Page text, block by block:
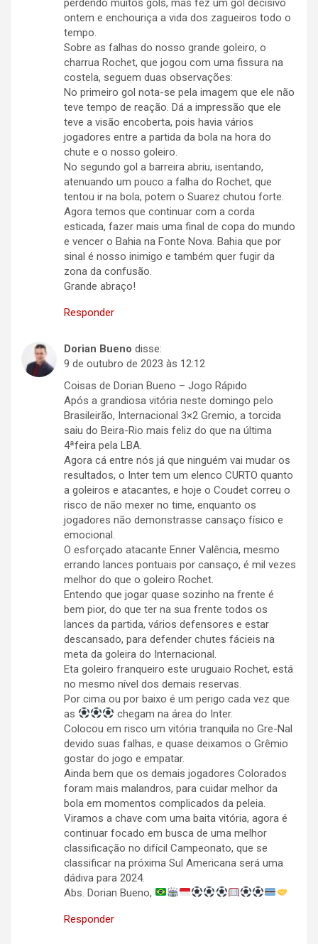
perdendo muitos gols, mas fez um gol decisivo
ontem e enchouriça a vida dos zagueiros todo o
tempo.
Sobre as falhas do nosso grande goleiro, o
charrua Rochet, que jogou com uma fissura na
costela, seguem duas observações:
No primeiro gol nota-se pela imagem que ele não
teve tempo de reação. Dá a impressão que ele
teve a visão encoberta, pois havia vários
jogadores entre a partida da bola na hora do
chute e o nosso goleiro.
No segundo gol a barreira abriu, isentando,
atenuando um pouco a falha do Rochet, que
tentou ir na bola, potem o Suarez chutou forte.
Agora temos que continuar com a corda
esticada, fazer mais uma final de copa do mundo
e vencer o Bahia na Fonte Nova. Bahia que por
sinal é nosso inimigo e também quer fugir da
zona da confusão.
Grande abraço!
Responder
Dorian Bueno disse:
9 de outubro de 2023 às 12:12
Coisas de Dorian Bueno – Jogo Rápido
Após a grandiosa vitória neste domingo pelo
Brasileirão, Internacional 3×2 Gremio, a torcida
saiu do Beira-Rio mais feliz do que na última
4ªfeira pela LBA.
Agora cá entre nós já que ninguém vai mudar os
resultados, o Inter tem um elenco CURTO quanto
a goleiros e atacantes, e hoje o Coudet correu o
risco de não mexer no time, enquanto os
jogadores não demonstrasse cansaço físico e
emocional.
O esforçado atacante Enner Valência, mesmo
errando lances pontuais por cansaço, é mil vezes
melhor do que o goleiro Rochet.
Entendo que jogar quase sozinho na frente é
bem pior, do que ter na sua frente todos os
lances da partida, vários defensores e estar
descansado, para defender chutes fácieis na
meta da goleira do Internacional.
Eta goleiro franqueiro este uruguaio Rochet, está
no mesmo nível dos demais reservas.
Por cima ou por baixo é um perigo cada vez que
as
chegam na área do Inter.
Colocou em risco um vitória tranquila no Gre-Nal
devido suas falhas, e quase deixamos o Grêmio
gostar do jogo e empatar.
Ainda bem que os demais jogadores Colorados
foram mais malandros, para cuidar melhor da
bola em momentos complicados da peleia.
Viramos a chave com uma baita vitória, agora é
continuar focado em busca de uma melhor
classificação no difícil Campeonato, que se
classificar na próxima Sul Americana será uma
dádiva para 2024.
Abs. Dorian Bueno,
Responder